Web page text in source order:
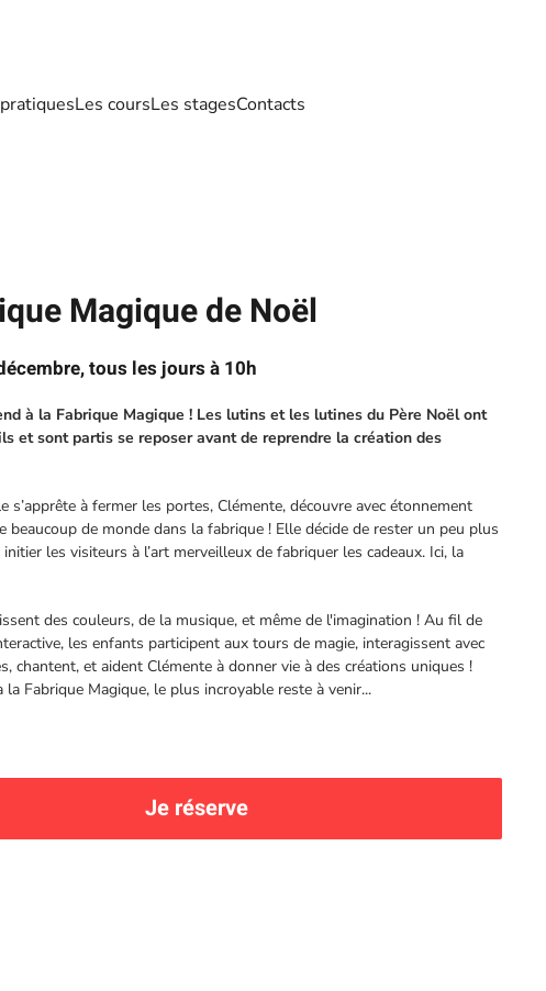
Les coursLes stagesContacts
Magique de Noël
tous les jours à 10h
à la Fabrique Magique ! Les lutins et les lutines du Père Noël ont
et sont partis se reposer avant de reprendre la création des
s’apprête à fermer les portes, Clémente, découvre avec étonnement
beaucoup de monde dans la fabrique ! Elle décide de rester un peu plus
les visiteurs à l’art merveilleux de fabriquer les cadeaux. Ici, la
des couleurs, de la musique, et même de l'imagination ! Au fil de
les enfants participent aux tours de magie, interagissent avec
chantent, et aident Clémente à donner vie à des créations uniques !
la Fabrique Magique, le plus incroyable reste à venir...
Je réserve